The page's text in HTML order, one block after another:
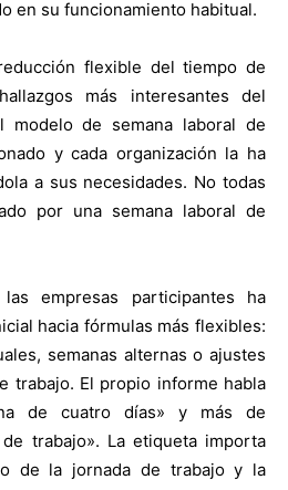
en su funcionamiento habitual.
flexible del tiempo de
más interesantes del
modelo de semana laboral de
y cada organización la ha
a sus necesidades. No todas
por una semana laboral de
empresas participantes ha
hacia fórmulas más flexibles:
semanas alternas o ajustes
trabajo. El propio informe habla
de cuatro días» y más de
trabajo». La etiqueta importa
de la jornada de trabajo y la